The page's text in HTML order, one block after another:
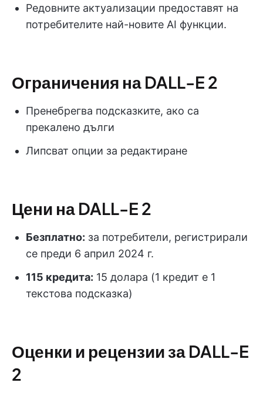
Редовните актуализации предоставят на
потребителите най-новите AI функции.
Ограничения на DALL-E 2
Пренебрегва подсказките, ако са
прекалено дълги
Липсват опции за редактиране
Цени на DALL-E 2
Безплатно: за потребители, регистрирали
се преди 6 април 2024 г.
115 кредита: 15 долара (1 кредит е 1
текстова подсказка)
Оценки и рецензии за DALL-E
2